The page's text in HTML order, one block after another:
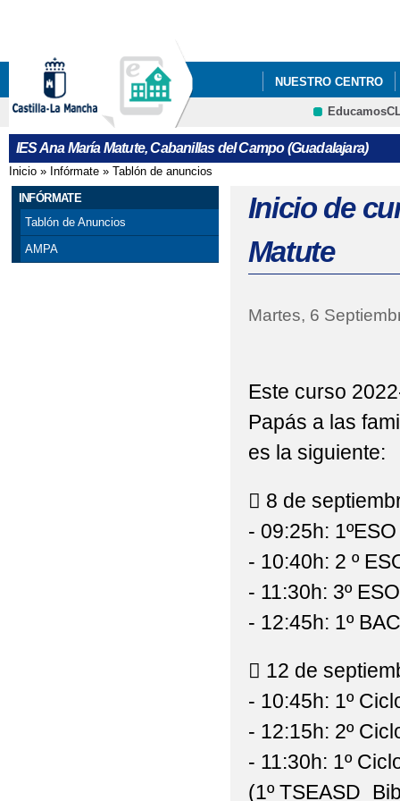
NUESTRO CENTRO
ERASMUSPLUS
"PREMATRÍCULA"
FORMULARIOS Y A
DE MAYO DE 2021
25 DE NOVIEMBRE,
ADMISIÓN CICLOS
ADMISIÓN PARA EL
ALUMNADO DE
AMPA VILLA DE
ANUNCIOS
ATENCIÓN:
AVISO URGENTE:
AVISO:
ABIERTO EL PLAZO
CRFP
IES Ana María Matute, Cabanillas del Campo (Guadalajara)
Se encuentra usted aquí
Inicio » Infórmate » Tablón de anuncios
INFÓRMATE
Tablón de Anuncios
AMPA
Inicio de
Matute
Martes, 6
Este curso
Papás a las
es la siguiente:
 8 de
- 09:25h: 1ºESO
- 10:40h: 2 º
- 11:30h: 3º
- 12:45h: 1º
 12 de
- 10:45h: 1º
- 12:15h: 2º
- 11:30h: 1º
(1º